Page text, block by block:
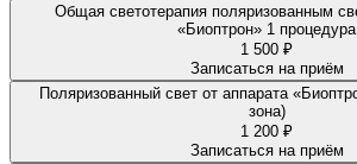
Общая светотерапия поляризованным
«Биоптрон» 1 процедура
1 500 ₽
Записаться на приём
Поляризованный свет от аппарата
зона)
1 200 ₽
Записаться на приём